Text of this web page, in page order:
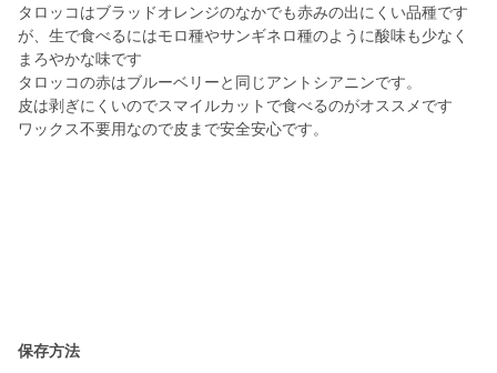
タロッコはブラッドオレンジのなかでも赤みの出にくい品種です
が、生で食べるにはモロ種やサンギネロ種のように酸味も少なく
まろやかな味です
タロッコの赤はブルーベリーと同じアントシアニンです。
皮は剥ぎにくいのでスマイルカットで食べるのがオススメです
ワックス不要用なので皮まで安全安心です。
保存方法